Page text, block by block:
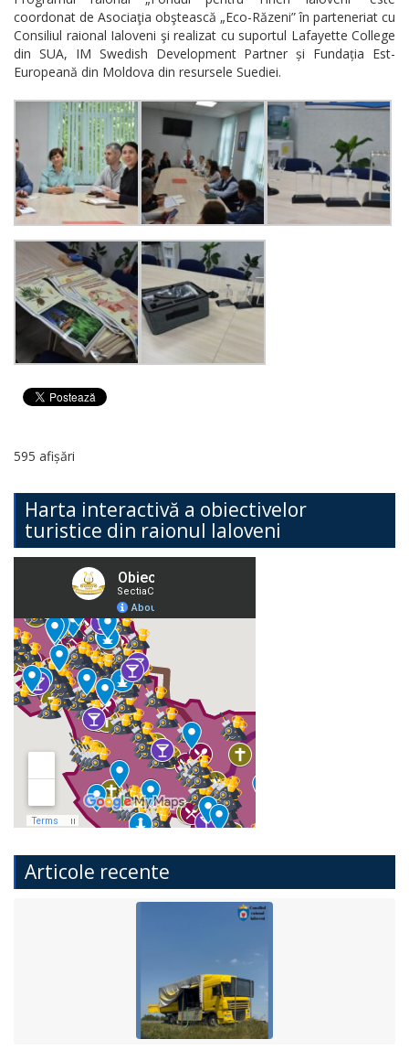
coordonat de Asociaţia obştească „Eco-Răzeni” în parteneriat cu
Consiliul raional Ialoveni şi realizat cu suportul Lafayette College
din SUA, IM Swedish Development Partner și Fundația Est-
Europeană din Moldova din resursele Suediei.
595 afișări
Harta interactivă a obiectivelor
turistice din raionul Ialoveni
Articole recente